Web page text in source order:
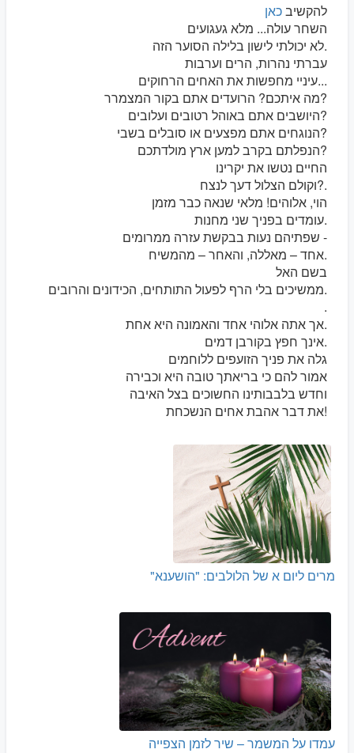
להקשיבכאן
השחר עולה... מלא געגועים
לא יכולתי לישון בלילה הסוער הזה.
עברתי נהרות, הרים וערבות
עיניי מחפשות את האחים הרחוקים...
מה איתכם? הרועדים אתם בקור המצמרר?
היושבים אתם באוהל רטובים ועלובים?
הנוגחים אתם מפצעים או סובלים בשבי?
הנפלתם בקרב למען ארץ מולדתכם?
החיים נטשו את יקרינו
וקולם הצלול דעך לנצח?.
הוי, אלוהים! מלאי שנאה כבר מזמן
עומדים בפניך שני מחנות.
שפתיהם נעות בבקשת עזרה ממרומים -
אחד – מאללה, והאחר – מהמשיח.
בשם האל
ממשיכים בלי הרף לפעול התותחים, הכידונים והרובים.
.
אך אתה אלוהי אחד והאמונה היא אחת.
אינך חפץ בקורבן דמים.
גלה את פניך הזועפים ללוחמים
אמור להם כי בריאתך טובה היא וכבירה
וחדש בלבבותינו החשוכים בצל האיבה
את דבר אהבת אחים הנשכחת!
מרים ליום א של הלולבים: "הושענא"
עמדו על המשמר – שיר לזמן הצפייה